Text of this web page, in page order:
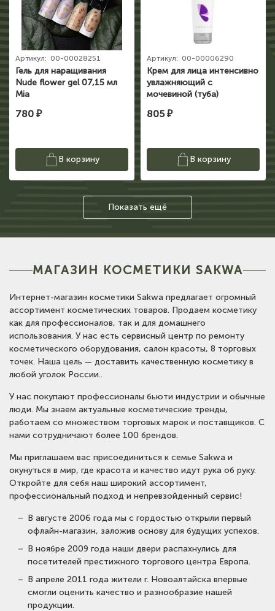
Артикул: 00-00028251
Гель для наращивания
Nude flower gel 07,15 мл
Mia
780 ₽
В корзину
Артикул: 00-00006290
Крем для лица интенсивно
увлажняющий с
мочевиной (туба)
Professional"
805 ₽
В корзину
Показать ещё
МАГАЗИН КОСМЕТИКИ SAKWA
Интернет-магазин косметики Sakwa предлагает огромный
ассортимент косметических товаров. Продаем косметику
как для профессионалов, так и для домашнего
использования. У нас есть сервисный центр по ремонту
косметического оборудования, салон красоты, 8 торговых
точек. Наша цель — доставить качественную косметику в
любой уголок России..
У нас покупают профессионалы бьюти индустрии и обычные
люди. Мы знаем актуальные косметические тренды,
работаем со множеством торговых марок и поставщиков. С
нами сотрудничают более 100 брендов.
Мы приглашаем вас присоединиться к семье Sakwa и
окунуться в мир, где красота и качество идут рука об руку.
Откройте для себя наш широкий ассортимент,
профессиональный подход и непревзойденный сервис!
В августе 2006 года мы с гордостью открыли первый
офлайн-магазин, заложив основу для будущих успехов.
В ноябре 2009 года наши двери распахнулись для
посетителей престижного торгового центра Европа.
В апреле 2011 года жители г. Новоалтайска впервые
смогли оценить качество и разнообразие нашей
продукции.